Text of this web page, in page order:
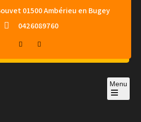
01500 Ambérieu en Bugey
0426089760
Menu